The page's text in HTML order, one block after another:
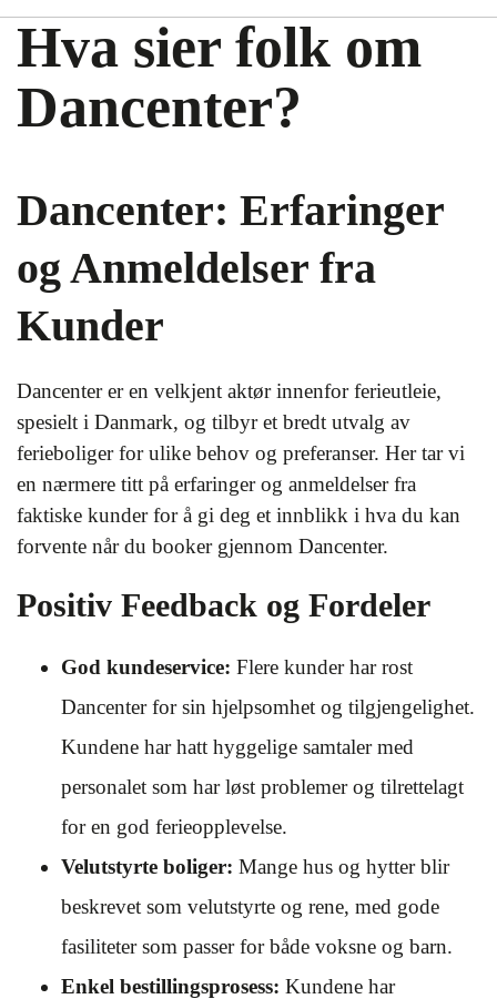
Hva sier folk om
Dancenter?
Dancenter: Erfaringer
og Anmeldelser fra
Kunder
Dancenter er en velkjent aktør innenfor ferieutleie,
spesielt i Danmark, og tilbyr et bredt utvalg av
ferieboliger for ulike behov og preferanser. Her tar vi
en nærmere titt på erfaringer og anmeldelser fra
faktiske kunder for å gi deg et innblikk i hva du kan
forvente når du booker gjennom Dancenter.
Positiv Feedback og Fordeler
God kundeservice: Flere kunder har rost
Dancenter for sin hjelpsomhet og tilgjengelighet.
Kundene har hatt hyggelige samtaler med
personalet som har løst problemer og tilrettelagt
for en god ferieopplevelse.
Velutstyrte boliger: Mange hus og hytter blir
beskrevet som velutstyrte og rene, med gode
fasiliteter som passer for både voksne og barn.
Enkel bestillingsprosess: Kundene har